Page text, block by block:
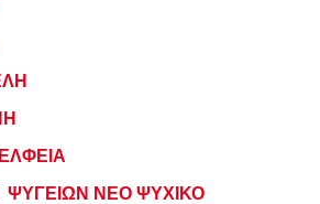
ΨΥΓΕΙΩΝ ΝΕΟ ΨΥΧΙΚΟ